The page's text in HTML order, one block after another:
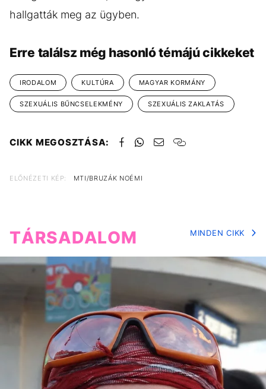
hallgatták meg az ügyben.
Erre találsz még hasonló témájú cikkeket
IRODALOM KULTÚRA MAGYAR KORMÁNY
SZEXUÁLIS BŰNCSELEKMÉNY SZEXUÁLIS ZAKLATÁS
CIKK MEGOSZTÁSA:
ELŐNÉZETI KÉP: MTI/BRUZÁK NOÉMI
TÁRSADALOM MINDEN CIKK